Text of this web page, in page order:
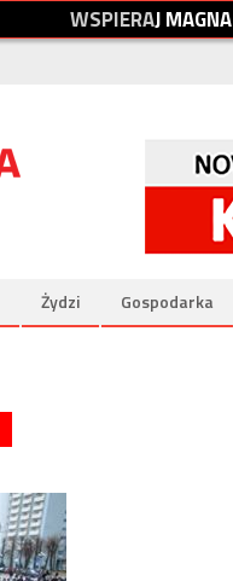
WSPIERAJMAGNA
Żydzi Gospodarka